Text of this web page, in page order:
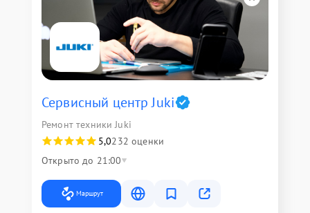
Сервисный центр Juki
Ремонт техники Juki
5,0232 оценки
Открыто до 21:00
Маршрут